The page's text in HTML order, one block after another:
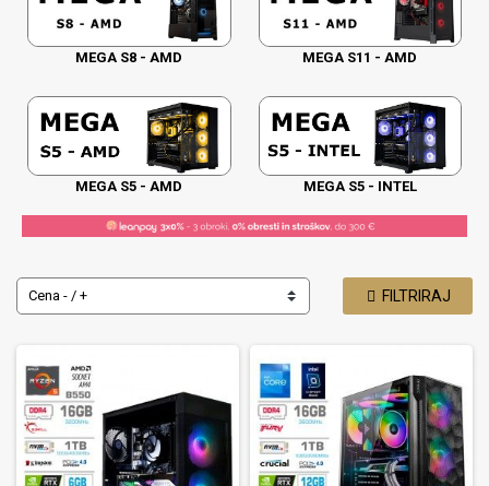
MEGA S8 - AMD MEGA S11 - AMD
MEGA S5 - AMD MEGA S5 - INTEL
Cena - / + FILTRIRAJ